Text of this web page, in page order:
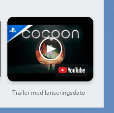
Trailer med lanseringsdato